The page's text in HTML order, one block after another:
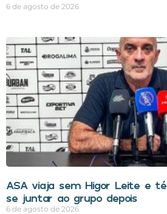
6 de agosto de 2026
ASA viaja sem Higor Leite e
se juntar ao grupo depois
6 de agosto de 2026